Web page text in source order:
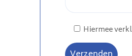
Hiermee